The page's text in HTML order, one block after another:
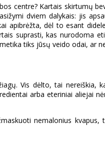
centre? Kartais skirtumų
dviem dalykais: jis
dėl to esant
suprasti, kas nurodoma
tiks jūsų veido odai, ar
Vis dėlto, tai nereiškia,
arba eteriniai aliejai
nemalonius